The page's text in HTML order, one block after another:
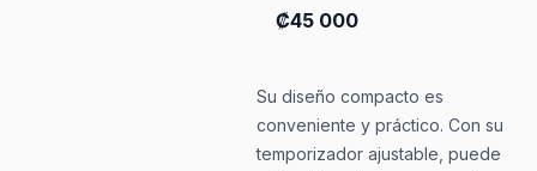
₡45 000
Su diseño compacto es
conveniente y práctico. Con su
temporizador ajustable, puede